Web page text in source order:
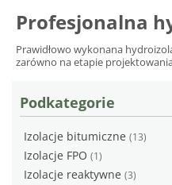
Profesjonalna
Prawidłowo wykonana
zarówno na etapie
Podkategorie
Izolacje bitumiczne (13)
Izolacje FPO (1)
Izolacje reaktywne (3)